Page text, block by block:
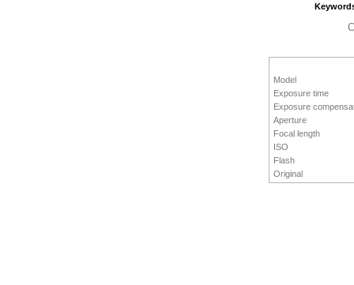
Model
Exposure time
Exposure
Aperture
Focal length
ISO
Flash
Original